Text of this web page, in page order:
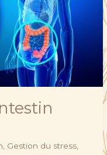
Gestion du stress